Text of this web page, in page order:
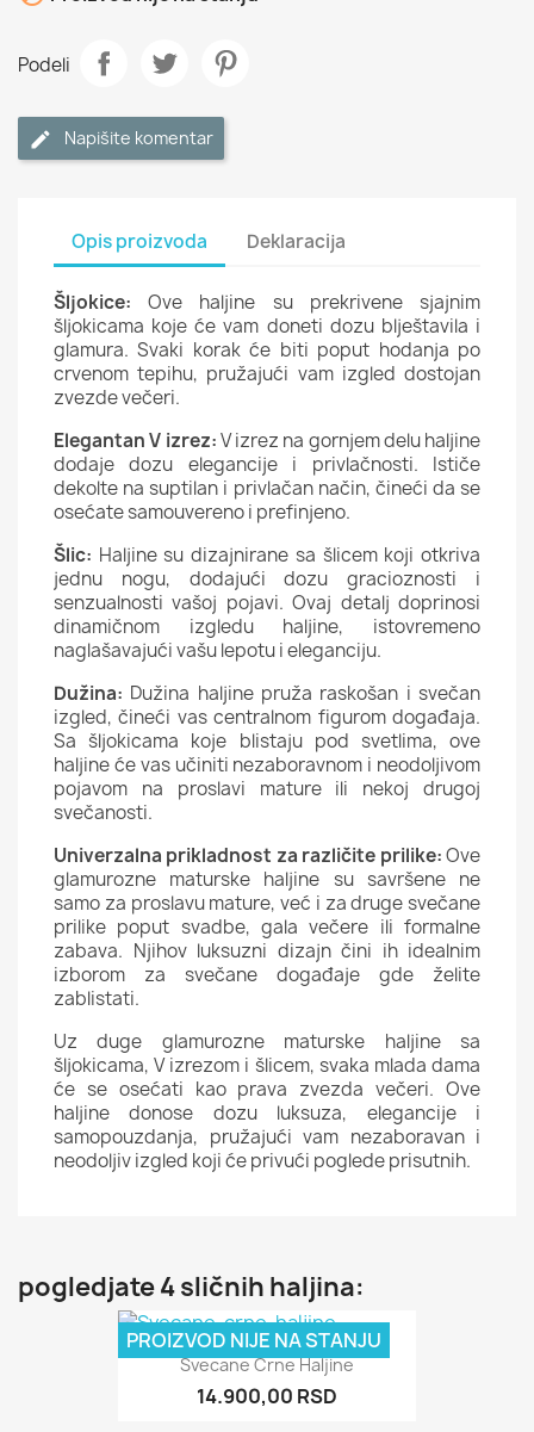
Podeli
Napišite komentar
Opis proizvoda Deklaracija
Šljokice: Ove haljine su prekrivene sjajnim
šljokicama koje će vam doneti dozu blještavila i
glamura. Svaki korak će biti poput hodanja po
crvenom tepihu, pružajući vam izgled dostojan
zvezde večeri.
Elegantan V izrez:V izrez na gornjem delu haljine
dodaje dozu elegancije i privlačnosti. Ističe
dekolte na suptilan i privlačan način, čineći da se
osećate samouvereno i prefinjeno.
Šlic: Haljine su dizajnirane sa šlicem koji otkriva
jednu nogu, dodajući dozu gracioznosti i
senzualnosti vašoj pojavi. Ovaj detalj doprinosi
dinamičnom izgledu haljine, istovremeno
naglašavajući vašu lepotu i eleganciju.
Dužina: Dužina haljine pruža raskošan i svečan
izgled, čineći vas centralnom figurom događaja.
Sa šljokicama koje blistaju pod svetlima, ove
haljine će vas učiniti nezaboravnom i neodoljivom
pojavom na proslavi mature ili nekoj drugoj
svečanosti.
Univerzalna prikladnost za različite prilike:Ove
glamurozne maturske haljine su savršene ne
samo za proslavu mature, već i za druge svečane
prilike poput svadbe, gala večere ili formalne
zabava. Njihov luksuzni dizajn čini ih idealnim
izborom za svečane događaje gde želite
zablistati.
Uz duge glamurozne maturske haljine sa
šljokicama, V izrezom i šlicem, svaka mlada dama
će se osećati kao prava zvezda večeri. Ove
haljine donose dozu luksuza, elegancije i
samopouzdanja, pružajući vam nezaboravan i
neodoljiv izgled koji će privući poglede prisutnih.
pogledjate 4 sličnih haljina:
Svecane Crne Haljine
14.900,00 RSD
PROIZVOD NIJE NA STANJU